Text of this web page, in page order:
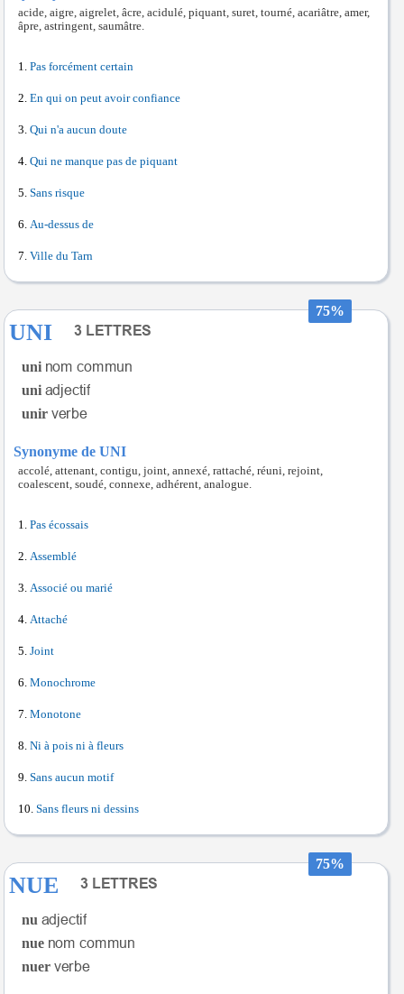
acide, aigre, aigrelet, âcre, acidulé, piquant, suret, tourné, acariâtre, amer,
âpre, astringent, saumâtre.
Pas forcément certain
En qui on peut avoir confiance
Qui n'a aucun doute
Qui ne manque pas de piquant
Sans risque
Au-dessus de
Ville du Tarn
75%
UNI
uni
uni
unir
Synonyme de UNI
accolé, attenant, contigu, joint, annexé, rattaché, réuni, rejoint,
coalescent, soudé, connexe, adhérent, analogue.
Pas écossais
Assemblé
Associé ou marié
Attaché
Joint
Monochrome
Monotone
Ni à pois ni à fleurs
Sans aucun motif
Sans fleurs ni dessins
75%
NUE
nu
nue
nuer